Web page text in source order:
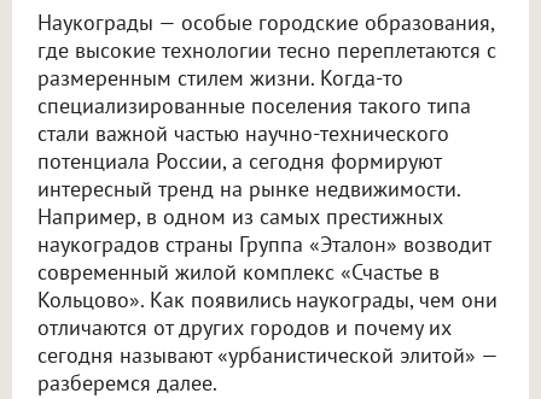
Наукограды — особые городские образования,
где высокие технологии тесно переплетаются с
размеренным стилем жизни. Когда-то
специализированные поселения такого типа
стали важной частью научно-технического
потенциала России, а сегодня формируют
интересный тренд на рынке недвижимости.
Например, в одном из самых престижных
наукоградов страны Группа «Эталон» возводит
современный жилой комплекс «Счастье в
Кольцово». Как появились наукограды, чем они
отличаются от других городов и почему их
сегодня называют «урбанистической элитой» —
разберемся далее.